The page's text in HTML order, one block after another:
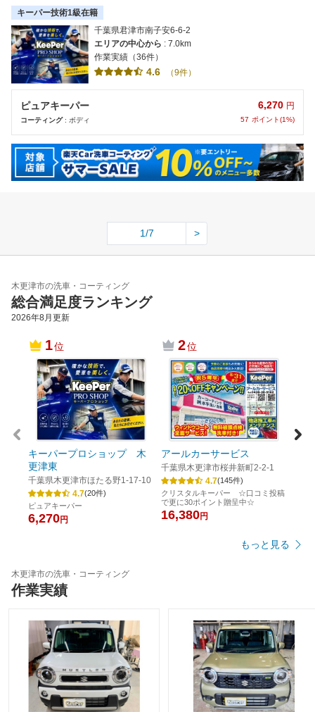
レジット使えます！
キーパー技術1級在籍
千葉県君津市南子安6-6-2
エリアの中心から : 7.0km
作業実績（36件）
4.6 （9件）
ピュアキーパー
コーティング: ボディ
6,270 円
57 ポイント(1%)
1/7 >
木更津市の洗車・コーティング
総合満足度ランキング
2026年8月更新
1位
キーパープロショップ 木
更津東
千葉県木更津市ほたる野1-17-10
4.7(20件)
ピュアキーパー
6,270円
2位
アールカーサービス
千葉県木更津市桜井新町2-2-1
4.7(145件)
クリスタルキーパー ☆口コミ投稿
で更に30ポイント贈呈中☆
16,380円
もっと見る
木更津市の洗車・コーティング
作業実績